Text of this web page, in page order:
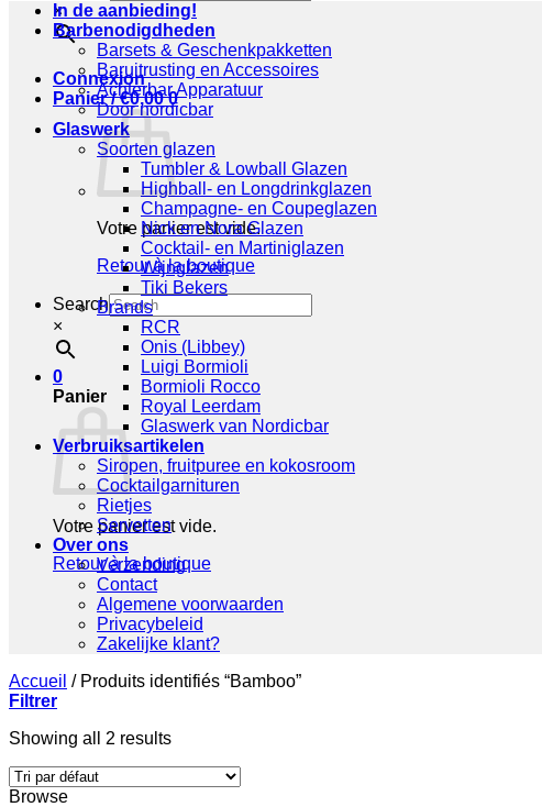
×
Connexion
Panier /€0,00 0
Votre panier est vide.
Retour à la boutique
Search
×
0
Panier
Votre panier est vide.
Retour à la boutique
In de aanbieding!
Barbenodigdheden
Barsets & Geschenkpakketten
Baruitrusting en Accessoires
Achterbar Apparatuur
Door nordicbar
Glaswerk
Soorten glazen
Tumbler & Lowball Glazen
Highball- en Longdrinkglazen
Champagne- en Coupeglazen
Nick en Nora Glazen
Cocktail- en Martiniglazen
Wijnglazen
Tiki Bekers
Brands
RCR
Onis (Libbey)
Luigi Bormioli
Bormioli Rocco
Royal Leerdam
Glaswerk van Nordicbar
Verbruiksartikelen
Siropen, fruitpuree en kokosroom
Cocktailgarnituren
Rietjes
Servetten
Over ons
Verzending
Contact
Algemene voorwaarden
Privacybeleid
Zakelijke klant?
Accueil /Produits identifiés “Bamboo”
Filtrer
Showing all 2 results
Browse